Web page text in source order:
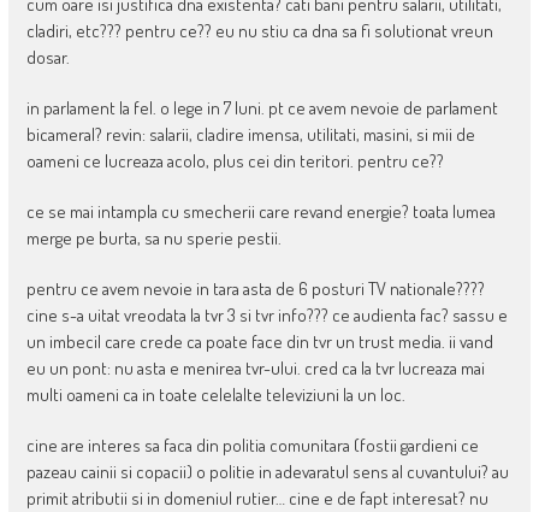
cladiri, etc??? pentru ce?? eu nu stiu ca dna sa fi solutionat vreun
dosar.
in parlament la fel. o lege in 7 luni. pt ce avem nevoie de parlament
bicameral? revin: salarii, cladire imensa, utilitati, masini, si mii de
oameni ce lucreaza acolo, plus cei din teritori. pentru ce??
ce se mai intampla cu smecherii care revand energie? toata lumea
merge pe burta, sa nu sperie pestii.
pentru ce avem nevoie in tara asta de 6 posturi TV nationale????
cine s-a uitat vreodata la tvr 3 si tvr info??? ce audienta fac? sassu e
un imbecil care crede ca poate face din tvr un trust media. ii vand
eu un pont: nu asta e menirea tvr-ului. cred ca la tvr lucreaza mai
multi oameni ca in toate celelalte televiziuni la un loc.
cine are interes sa faca din politia comunitara (fostii gardieni ce
pazeau cainii si copacii) o politie in adevaratul sens al cuvantului? au
primit atributii si in domeniul rutier… cine e de fapt interesat? nu